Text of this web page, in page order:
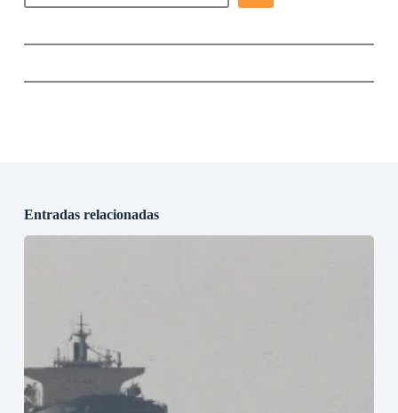
Entradas relacionadas